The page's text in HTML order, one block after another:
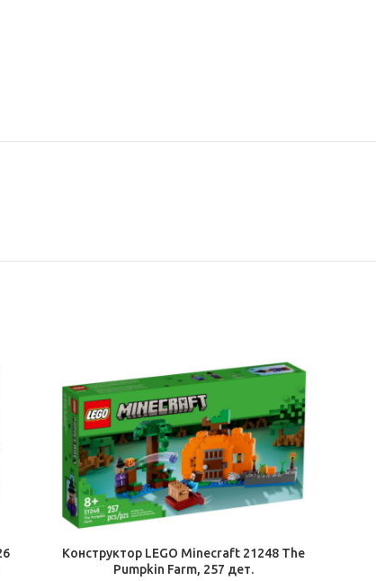
В КОРЗИНУ
Конструктор LEGO Minecraft 21248 The
Pumpkin Farm, 257 дет.